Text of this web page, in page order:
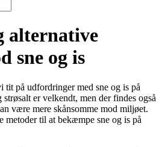
alternative
sne og is
tit på udfordringer med sne og is på
er velkendt, men der findes også
være mere skånsomme mod miljøet.
metoder til at bekæmpe sne og is på